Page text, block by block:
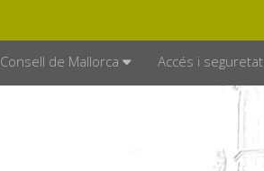
Consell de Mallorca Accés i seguretat